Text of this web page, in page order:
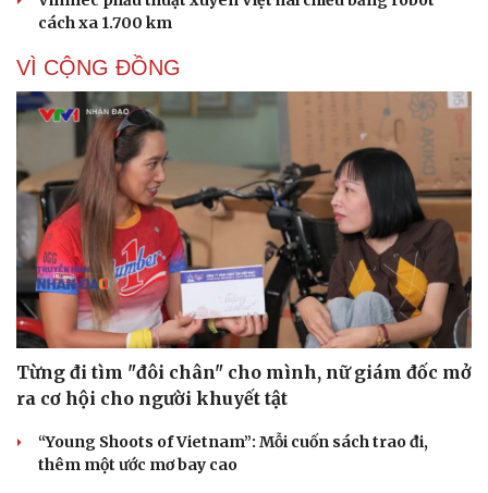
cách xa 1.700 km
VÌ CỘNG ĐỒNG
Từng đi tìm "đôi chân" cho mình, nữ giám đốc mở
ra cơ hội cho người khuyết tật
“Young Shoots of Vietnam”: Mỗi cuốn sách trao đi,
thêm một ước mơ bay cao